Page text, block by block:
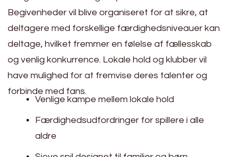
Begivenheder vil blive organiseret for at sikre, at
deltagere med forskellige færdighedsniveauer kan
deltage, hvilket fremmer en følelse af fællesskab
og venlig konkurrence. Lokale hold og klubber vil
have mulighed for at fremvise deres talenter og
forbinde med fans.
Venlige kampe mellem lokale hold
Færdighedsudfordringer for spillere i alle
aldre